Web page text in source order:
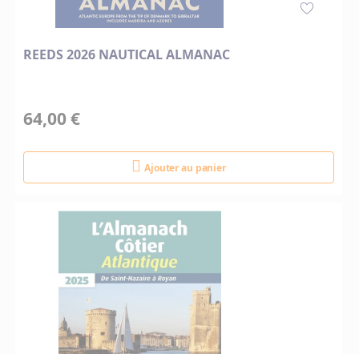
REEDS 2026 NAUTICAL ALMANAC
64,00 €
Ajouter au panier